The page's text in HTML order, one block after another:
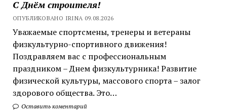
С Днём строителя!
ОПУБЛИКОВАНО IRINA 09.08.2026
Уважаемые спортсмены, тренеры и ветераны
физкультурно-спортивного движения!
Поздравляем вас с профессиональным
праздником – Днем физкультурника! Развитие
физической культуры, массового спорта – залог
здорового общества. Это…
Оставить коментарий